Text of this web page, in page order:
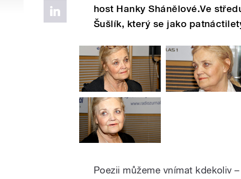
host Hanky Shánělové.Ve
Šušlík, který se jako
Poezii můžeme vnímat kdekoliv